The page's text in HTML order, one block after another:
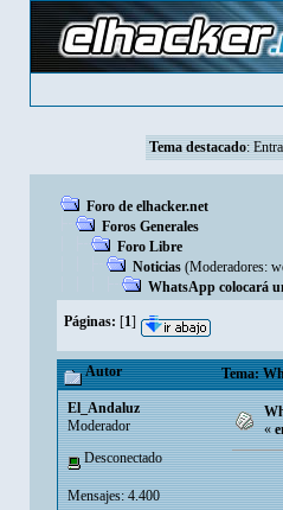
Tema destacado:
Foro de elhacker.net
Foros Generales
Foro Libre
Noticias (Moderadores:
WhatsApp colocará
Páginas: [1]
Autor Tema:
El_Andaluz
Moderador
Desconectado
Mensajes: 4.400
«